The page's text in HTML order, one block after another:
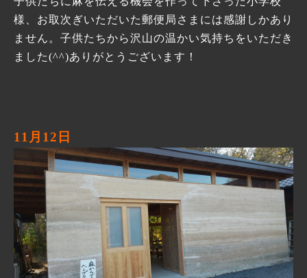
様、お取次ぎいただいた郵便局さまには感謝しかあり
ません。子供たちから沢山の温かい気持ちをいただき
ました(^^)ありがとうございます！
11月12日